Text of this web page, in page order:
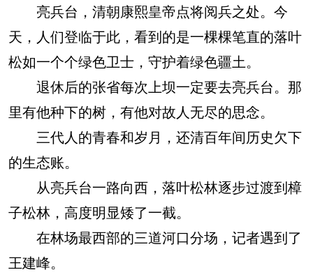
亮兵台，清朝康熙皇帝点将阅兵之处。今
天，人们登临于此，看到的是一棵棵笔直的落叶
松如一个个绿色卫士，守护着绿色疆土。
退休后的张省每次上坝一定要去亮兵台。那
里有他种下的树，有他对故人无尽的思念。
三代人的青春和岁月，还清百年间历史欠下
的生态账。
从亮兵台一路向西，落叶松林逐步过渡到樟
子松林，高度明显矮了一截。
在林场最西部的三道河口分场，记者遇到了
王建峰。